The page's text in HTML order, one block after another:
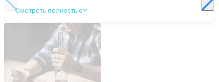
Смотреть полностью